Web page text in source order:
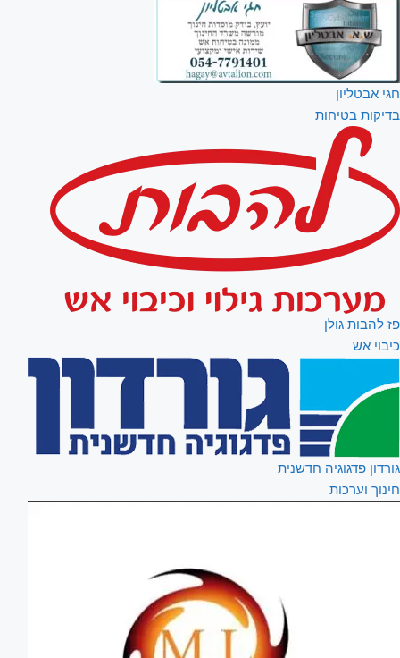
חגי אבטליון
בדיקות בטיחות
פז להבות גולן
כיבוי אש
גורדון פדגוגיה חדשנית
חינוך וערכות